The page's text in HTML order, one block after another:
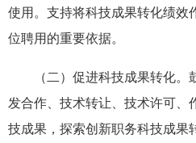
使用。支持将科技成果转化绩效
位聘用的重要依据。
（二）促进科技成果转化。
发合作、技术转让、技术许可、
技成果，探索创新职务科技成果